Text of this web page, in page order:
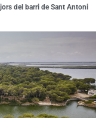
del barri de Sant Antoni